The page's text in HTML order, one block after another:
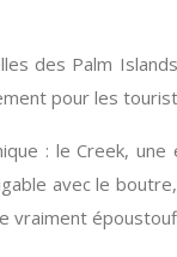
des Palm
pour les
: le Creek, une
avec le
vraiment